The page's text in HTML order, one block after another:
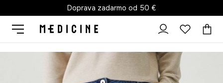
Doprava zadarmo od 50 €